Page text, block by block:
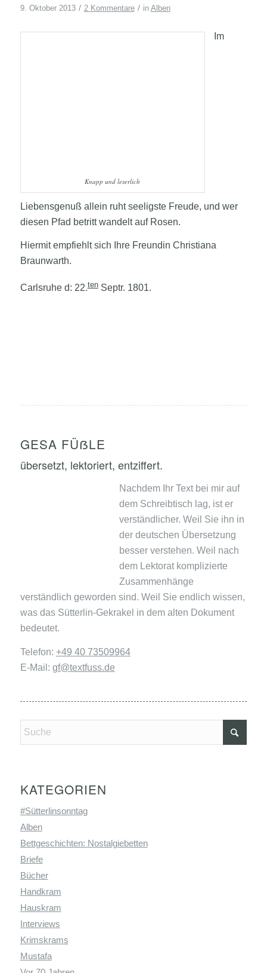
9. Oktober 2013 / 2 Kommentare / in Alben
Knapp und leserlich
Im
Liebensgenuß allein ruht seeligste Freude, und wer
diesen Pfad betritt wandelt auf Rosen.
Hiermit empfiehlt sich Ihre Freundin Christiana
Braunwarth.
Carlsruhe d: 22.tenSeptr. 1801.
GESA FÜẞLE
übersetzt, lektoriert, entziffert.
Nachdem Ihr Text bei mir auf
dem Schreibtisch lag, ist er
verständlicher. Weil Sie ihn in
der deutschen Übersetzung
besser verstehen. Weil nach
dem Lektorat komplizierte
Zusammenhänge
verständlich geworden sind. Weil Sie endlich wissen,
was das Sütterlin-Gekrakel in dem alten Dokument
bedeutet.
Telefon: +49 40 73509964
E-Mail: gf@textfuss.de
KATEGORIEN
#Sütterlinsonntag
Alben
Bettgeschichten: Nostalgiebetten
Briefe
Bücher
Handkram
Hauskram
Interviews
Krimskrams
Mustafa